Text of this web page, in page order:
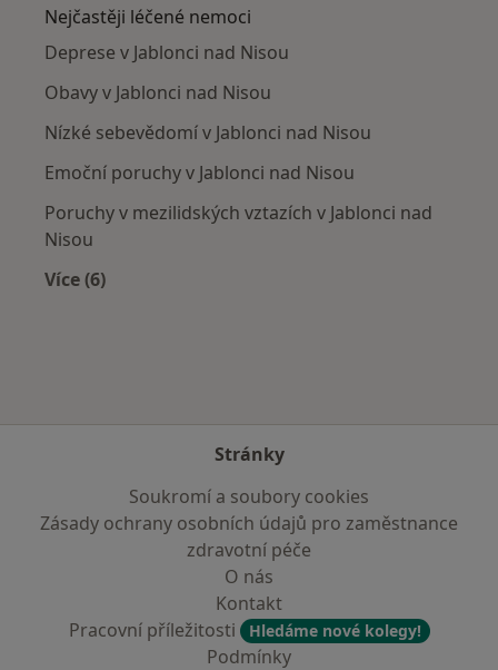
Nejčastěji léčené nemoci
Deprese v Jablonci nad Nisou
Obavy v Jablonci nad Nisou
Nízké sebevědomí v Jablonci nad Nisou
Emoční poruchy v Jablonci nad Nisou
Poruchy v mezilidských vztazích v Jablonci nad
Nisou
Více (6)
Stránky
Soukromí a soubory cookies
Zásady ochrany osobních údajů pro zaměstnance
zdravotní péče
O nás
Kontakt
Pracovní příležitosti
Hledáme nové kolegy!
Podmínky